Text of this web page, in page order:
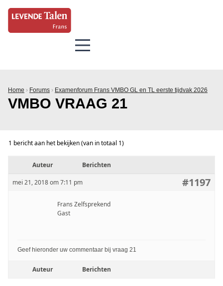
Home › Forums › Examenforum Frans VMBO GL en TL eerste tijdvak 2026
VMBO VRAAG 21
1 bericht aan het bekijken (van in totaal 1)
Auteur Berichten
mei 21, 2018 om 7:11 pm #1197
Frans Zelfsprekend
Gast
Geef hieronder uw commentaar bij vraag 21
Auteur Berichten